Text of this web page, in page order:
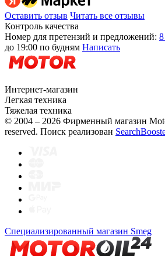
Оставить отзыв Читать все отзывы
Контроль качества
Номер для претензий и предложений:
до 19:00 по будням Написать
Интернет-магазин
Легкая техника
Тяжелая техника
© 2004 – 2026 Фирменный магазин
reserved. Поиск реализован
Специализированный магазин Smeg